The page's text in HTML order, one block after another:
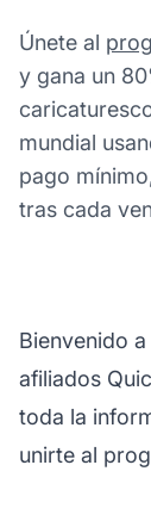
Únete al
y gana un
mundial
pago
tras cada
Bienvenido
afiliados
toda la
unirte al